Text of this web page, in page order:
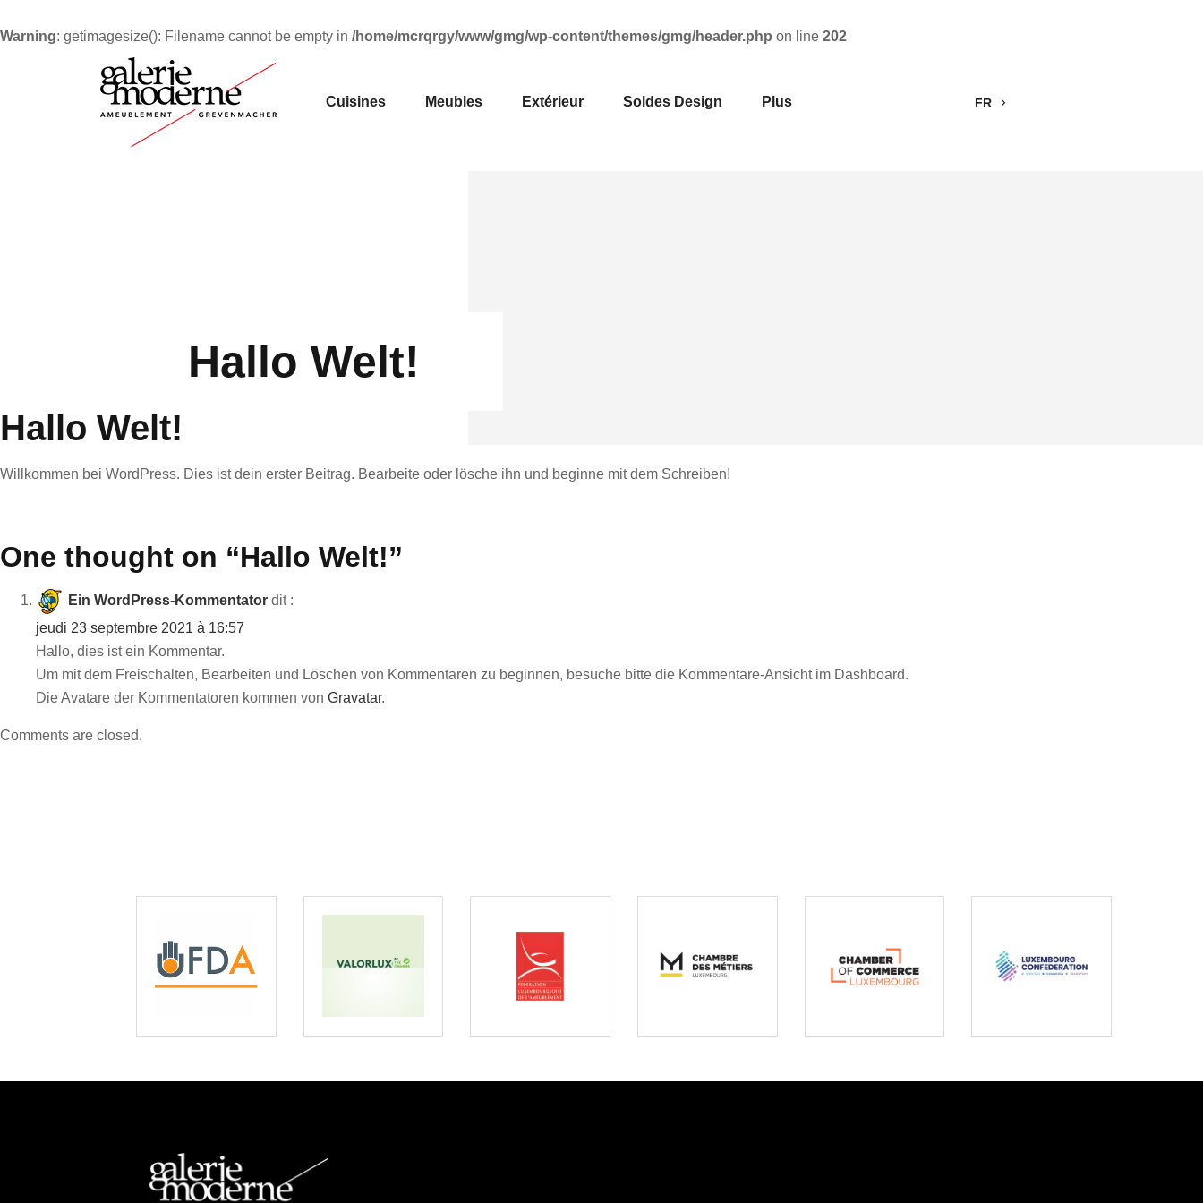
Warning: getimagesize(): Filename cannot be empty in /home/mcrqrgy/www/gmg/wp-content/themes/gmg/header.php on line 202
Cuisines Meubles Extérieur Soldes Design Plus FR
Hallo Welt!
Hallo Welt!
Willkommen bei WordPress. Dies ist dein erster Beitrag. Bearbeite oder lösche ihn und beginne mit dem Schreiben!
One thought on “Hallo Welt!”
Ein WordPress-Kommentator dit :
jeudi 23 septembre 2021 à 16:57
Hallo, dies ist ein Kommentar.
Um mit dem Freischalten, Bearbeiten und Löschen von Kommentaren zu beginnen, besuche bitte die Kommentare-Ansicht im Dashboard.
Die Avatare der Kommentatoren kommen von Gravatar.
Comments are closed.